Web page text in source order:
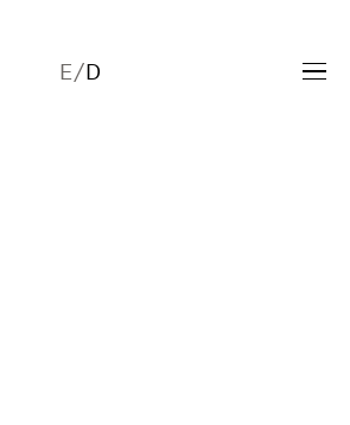
E/D